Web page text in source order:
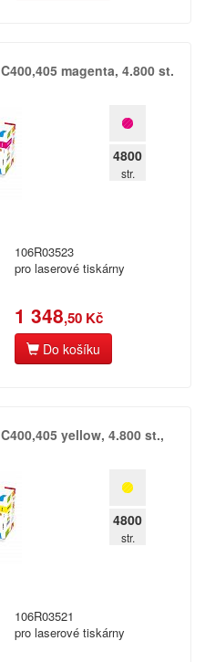
magenta,​ 4.​800 st.​
4800
str.
106R03523
pro laserové tiskárny
1 348,50 Kč
Do košíku
yellow,​ 4.​800 st.​,​
4800
str.
106R03521
pro laserové tiskárny